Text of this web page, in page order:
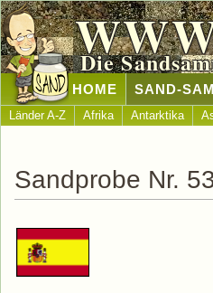
Die
HOME SAND-
Länder A-Z Afrika Antarktika
Sandprobe Nr.